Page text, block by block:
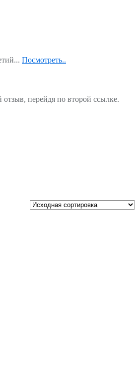
Посмотреть..
перейдя по второй ссылке.